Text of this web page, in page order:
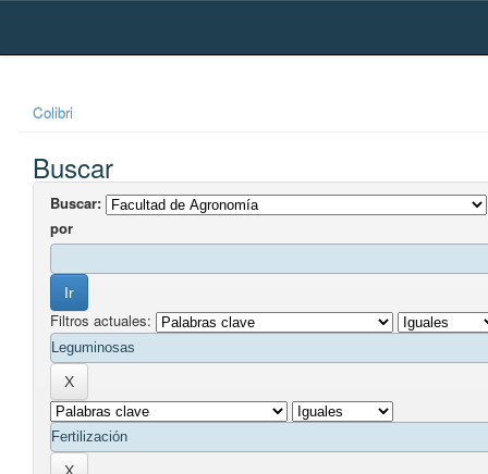
Skip
Colibri
Buscar
Buscar:
por
Filtros actuales: